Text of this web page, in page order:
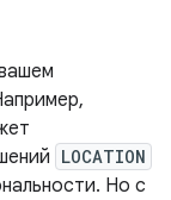
LOCATION
Но с